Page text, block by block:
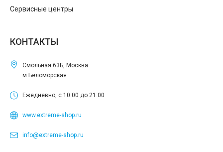
Сервисные центры
КОНТАКТЫ
Смольная 63Б, Москва
м.Беломорская
Ежедневно, с 10:00 до 21:00
www.extreme-shop.ru
info@extreme-shop.ru